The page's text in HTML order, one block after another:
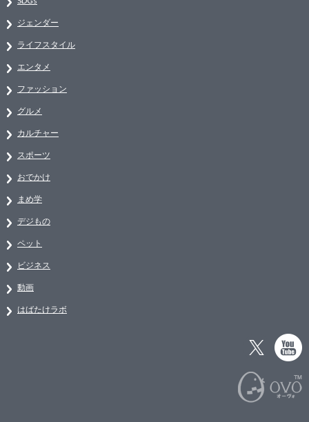
ジェンダー
ライフスタイル
エンタメ
ファッション
グルメ
カルチャー
スポーツ
おでかけ
まめ学
デジもの
ペット
ビジネス
動画
はばたけラボ